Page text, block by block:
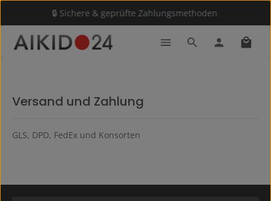
Zum Hauptinhalt springen
🔒 Sichere & geprüfte Zahlungsmethoden
Versand und Zahlung
GLS, DPD, FedEx und Konsorten